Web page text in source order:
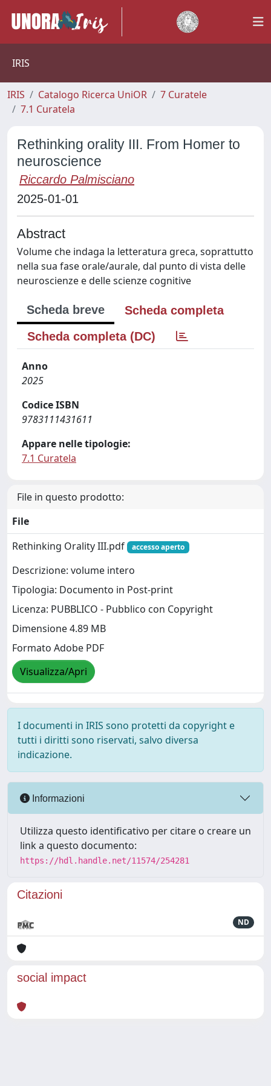
IRIS
IRIS Catalogo Ricerca UniOR
7 Curatele
7.1 Curatela
Rethinking orality III. From Homer to
neuroscience
Riccardo Palmisciano
2025-01-01
Abstract
Volume che indaga la letteratura greca, soprattutto
nella sua fase orale/aurale, dal punto di vista delle
neuroscienze e delle scienze cognitive
Scheda breve
Scheda completa
Scheda completa (DC)
Anno
2025
Codice ISBN
9783111431611
Appare nelle tipologie:
7.1 Curatela
File in questo prodotto:
File
Rethinking Orality III.pdf
accesso aperto
Descrizione: volume intero
Tipologia: Documento in Post-print
Licenza: PUBBLICO - Pubblico con Copyright
Dimensione 4.89 MB
Formato Adobe PDF
Visualizza/Apri
I documenti in IRIS sono protetti da copyright e
tutti i diritti sono riservati, salvo diversa
indicazione.
Informazioni
Utilizza questo identificativo per citare o creare un
link a questo documento:
https://hdl.handle.net/11574/254281
Citazioni
ND
social impact